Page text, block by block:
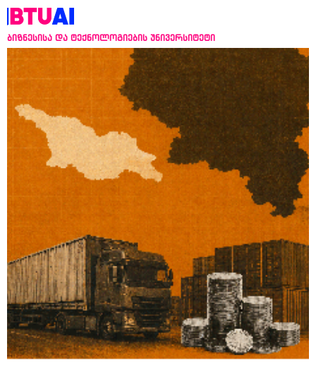
ბიზნესისა და ტექნოლოგიების უნივერსიტეტი